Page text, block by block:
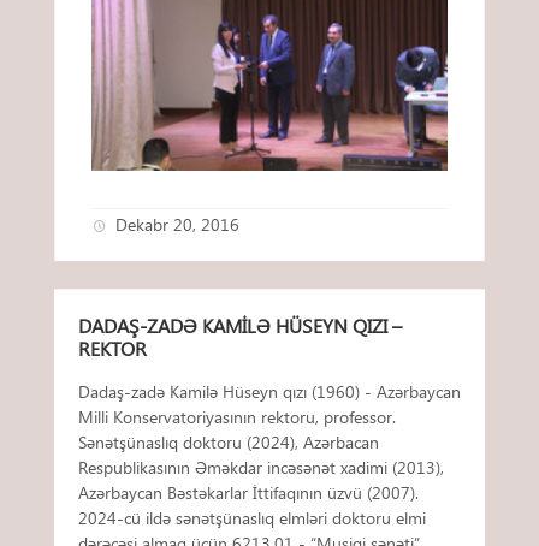
Dekabr 20, 2016
DADAŞ-ZADƏ KAMILƏ HÜSEYN QIZI –
REKTOR
Dadaş-zadə Kamilə Hüseyn qızı (1960) - Azərbaycan
Milli Konservatoriyasının rektoru, professor.
Sənətşünaslıq doktoru (2024), Azərbacan
Respublikasının Əməkdar incəsənət xadimi (2013),
Azərbaycan Bəstəkarlar İttifaqının üzvü (2007).
2024-cü ildə sənətşünaslıq elmləri doktoru elmi